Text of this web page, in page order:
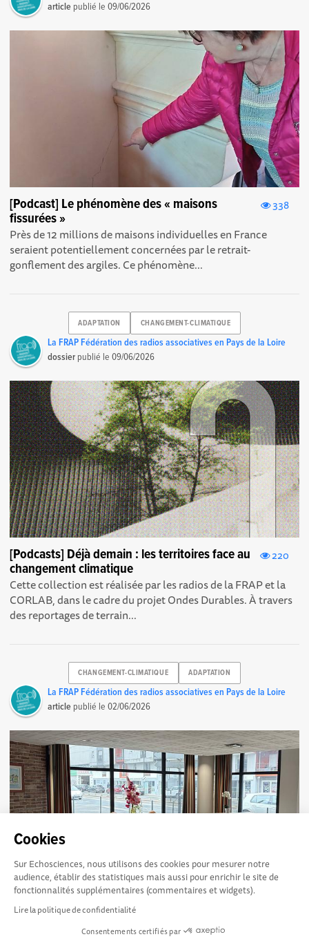
Cookies
Sur Echosciences, nous utilisons des cookies pour mesurer notre
audience, établir des statistiques mais aussi pour enrichir le site de
fonctionnalités supplémentaires (commentaires et widgets).
Lire la politique de confidentialité
Consentements certifiés par
article publié le09/06/2026
338
[Podcast] Le phénomène des « maisons
fissurées »
Près de 12 millions de maisons individuelles en France
seraient potentiellement concernées par le retrait-
gonflement des argiles. Ce phénomène...
ADAPTATION CHANGEMENT-CLIMATIQUE
La FRAP Fédération des radios associatives en Pays de la Loire
dossier publié le09/06/2026
220
[Podcasts] Déjà demain : les territoires face au
changement climatique
Cette collection est réalisée par les radios de la FRAP et la
CORLAB, dans le cadre du projet Ondes Durables. À travers
des reportages de terrain...
CHANGEMENT-CLIMATIQUE ADAPTATION
La FRAP Fédération des radios associatives en Pays de la Loire
article publié le02/06/2026
[Podcast] « Oasis Solidaires » : des espaces de
fraîcheur pour les seniors
Les personnes âgées sont parmi les plus exposées aux